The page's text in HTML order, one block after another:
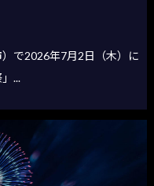
で2026年7月2日（木）に
...